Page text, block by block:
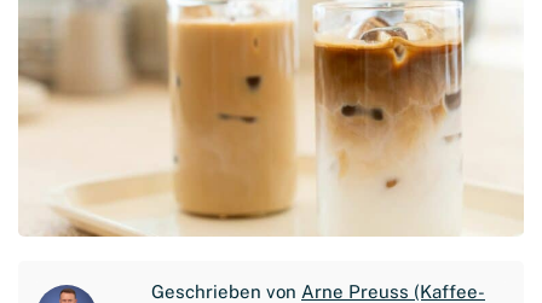
Geschrieben von Arne Preuss (Kaffee-